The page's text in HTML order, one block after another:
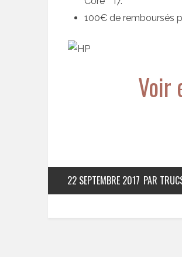
100€ de remboursés
Voir
22 SEPTEMBRE 2017 PAR